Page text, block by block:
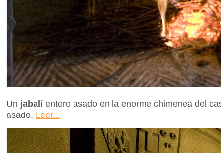
Un jabalíentero asado en la enorme chimenea del
asado. Leer...